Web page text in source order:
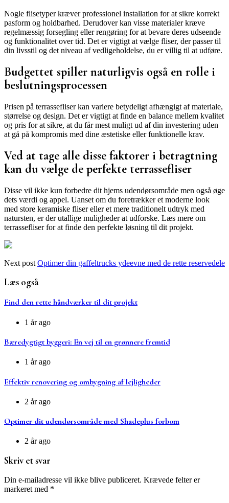
Nogle flisetyper kræver professionel installation for at sikre korrekt
pasform og holdbarhed. Derudover kan visse materialer kræve
regelmæssig forsegling eller rengøring for at bevare deres udseende
og funktionalitet over tid. Det er vigtigt at vælge fliser, der passer til
din livsstil og det niveau af vedligeholdelse, du er villig til at udføre.
Budgettet spiller naturligvis også en rolle i
beslutningsprocessen
Prisen på terrassefliser kan variere betydeligt afhængigt af materiale,
størrelse og design. Det er vigtigt at finde en balance mellem kvalitet
og pris for at sikre, at du får mest muligt ud af din investering uden
at gå på kompromis med dine æstetiske eller funktionelle krav.
Ved at tage alle disse faktorer i betragtning
kan du vælge de perfekte terrassefliser
Disse vil ikke kun forbedre dit hjems udendørsområde men også øge
dets værdi og appel. Uanset om du foretrækker et moderne look
med store keramiske fliser eller et mere traditionelt udtryk med
natursten, er der utallige muligheder at udforske. Læs mere om
terrassefliser for at finde den perfekte løsning til dit projekt.
Next post Optimer din gaffeltrucks ydeevne med de rette reservedele
Læs også
Find den rette håndværker til dit projekt
1 år ago
Bæredygtigt byggeri: En vej til en grønnere fremtid
1 år ago
Effektiv renovering og ombygning af lejligheder
2 år ago
Optimer dit udendørsområde med Shadeplus forbom
2 år ago
Skriv et svar
Din e-mailadresse vil ikke blive publiceret. Krævede felter er
markeret med *